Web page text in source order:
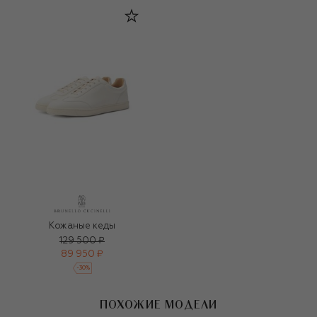
Кожаные кеды
129 500 ₽
89 950 ₽
-30%
ПОХОЖИЕ МОДЕЛИ